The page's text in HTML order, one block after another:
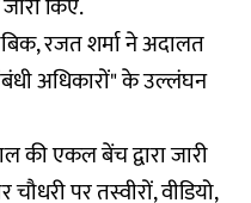
किए.
रजत शर्मा ने अदालत
अधिकारों" के उल्लंघन
एकल बेंच द्वारा जारी
पर तस्वीरों, वीडियो,